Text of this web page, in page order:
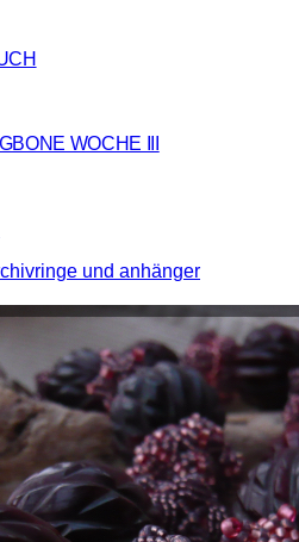
WOCHE III
und anhänger